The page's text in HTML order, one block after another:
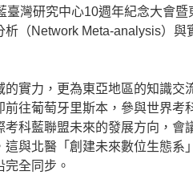
灣研究中心10週年紀念大會暨
（Network Meta-analysis）與
實力，更為東亞地區的知識交
往葡萄牙里斯本，參與世界考
科藍聯盟未來的發展方向，會
與北醫「創建未來數位生態系
全同步。